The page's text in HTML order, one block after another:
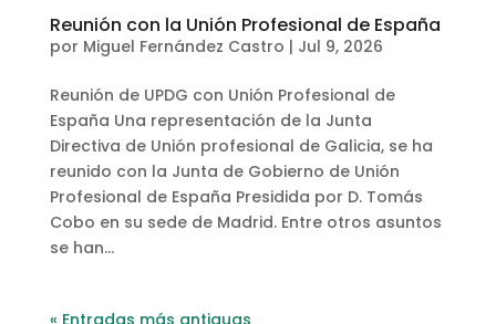
Reunión con la Unión Profesional de España
por Miguel Fernández Castro | Jul 9, 2026
Reunión de UPDG con Unión Profesional de
España Una representación de la Junta
Directiva de Unión profesional de Galicia, se ha
reunido con la Junta de Gobierno de Unión
Profesional de España Presidida por D. Tomás
Cobo en su sede de Madrid. Entre otros asuntos
se han...
« Entradas más antiguas